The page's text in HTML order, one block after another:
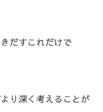
だすこれだけで
り深く考えることが